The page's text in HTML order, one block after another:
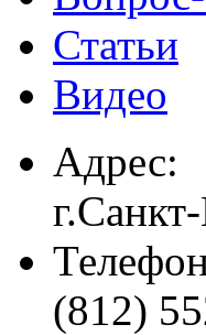
Статьи
Видео
Адрес:
(812)